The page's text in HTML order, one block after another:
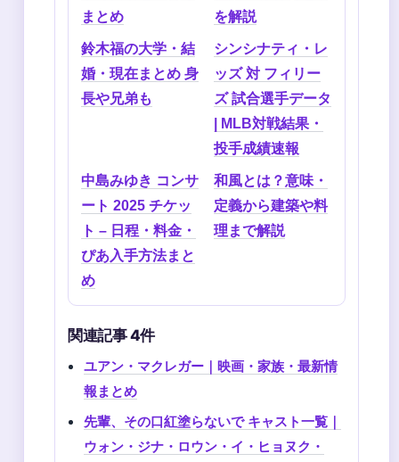
まとめ
を解説
鈴木福の大学・結
婚・現在まとめ 身
長や兄弟も
シンシナティ・レ
ッズ 対 フィリー
ズ 試合選手データ
| MLB対戦結果・
投手成績速報
中島みゆき コンサ
ート 2025 チケッ
ト – 日程・料金・
ぴあ入手方法まと
め
和風とは？意味・
定義から建築や料
理まで解説
関連記事 4件
ユアン・マクレガー｜映画・家族・最新情
報まとめ
先輩、その口紅塗らないで キャスト一覧｜
ウォン・ジナ・ロウン・イ・ヒョヌク・